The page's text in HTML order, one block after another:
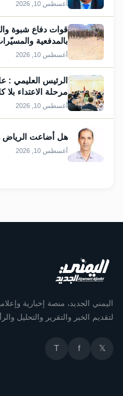
أغسطس 10, 2026
قوات دفاع شبوة
بالمدفعية
أغسطس 10, 2026
الرئيس العليمي :
مرحلة الاعتداء بلا
أغسطس 10, 2026
هل أضاعت الرياض
أغسطس 10, 2026
اليمني الجديد، منصة إخبارية
لتقديم الخبر والتقرير والتحليل
𝕏
f
T